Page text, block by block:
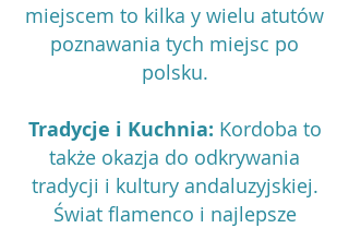
miejscem to kilka y wielu atutów
poznawania tych miejsc po
polsku.
Tradycje i Kuchnia: Kordoba to
także okazja do odkrywania
tradycji i kultury andaluzyjskiej.
Świat flamenco i najlepsze